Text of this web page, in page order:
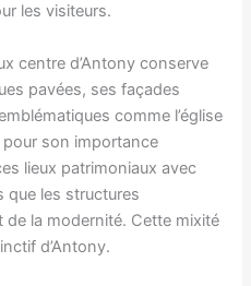
les visiteurs.
centre d’Antony conserve
pavées, ses façades
comme l’église
son importance
lieux patrimoniaux avec
que les structures
la modernité. Cette mixité
d’Antony.